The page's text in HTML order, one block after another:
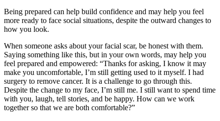
Being prepared can help build confidence and may help you feel
more ready to face social situations, despite the outward changes to
how you look.
When someone asks about your facial scar, be honest with them.
Saying something like this, but in your own words, may help you
feel prepared and empowered: “Thanks for asking, I know it may
make you uncomfortable, I’m still getting used to it myself. I had
surgery to remove cancer. It is a challenge to go through this.
Despite the change to my face, I’m still me. I still want to spend time
with you, laugh, tell stories, and be happy. How can we work
together so that we are both comfortable?”